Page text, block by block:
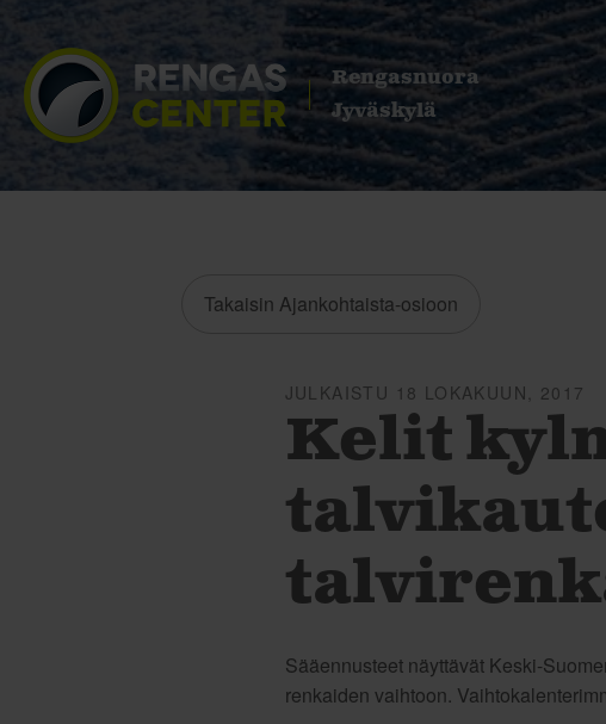
Rengasnuora
Jyväskylä
Takaisin Ajankohtaista-osioon
JULKAISTU 18 LOKAKUUN, 2017
Kelit
Sääennusteet näyttävät Keski-
renkaiden vaihtoon.